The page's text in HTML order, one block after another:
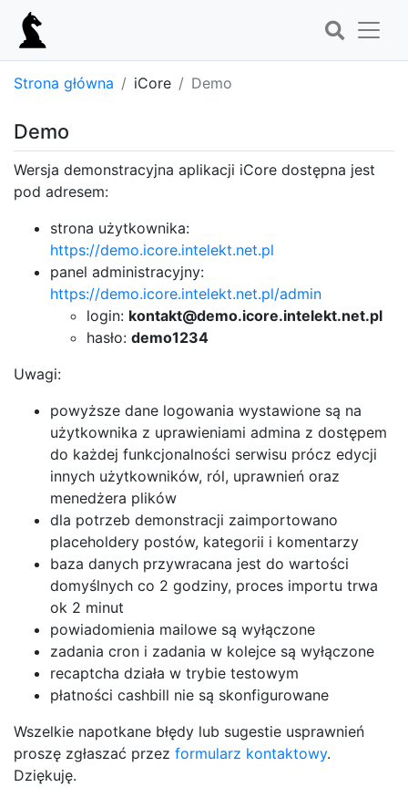
Strona główna iCore Demo
Demo
Wersja demonstracyjna aplikacji iCore dostępna jest
pod adresem:
strona użytkownika:
https://demo.icore.intelekt.net.pl
panel administracyjny:
https://demo.icore.intelekt.net.pl/admin
login: kontakt@demo.icore.intelekt.net.pl
hasło: demo1234
Uwagi:
powyższe dane logowania wystawione są na
użytkownika z uprawieniami admina z dostępem
do każdej funkcjonalności serwisu prócz edycji
innych użytkowników, ról, uprawnień oraz
menedżera plików
dla potrzeb demonstracji zaimportowano
placeholdery postów, kategorii i komentarzy
baza danych przywracana jest do wartości
domyślnych co 2 godziny, proces importu trwa
ok 2 minut
powiadomienia mailowe są wyłączone
zadania cron i zadania w kolejce są wyłączone
recaptcha działa w trybie testowym
płatności cashbill nie są skonfigurowane
Wszelkie napotkane błędy lub sugestie usprawnień
proszę zgłaszać przez formularz kontaktowy.
Dziękuję.